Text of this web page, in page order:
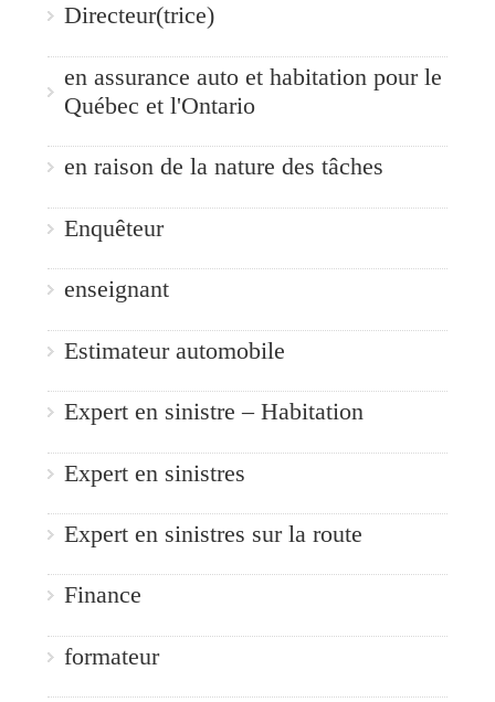
Directeur(trice)
en assurance auto et habitation pour le
Québec et l'Ontario
en raison de la nature des tâches
Enquêteur
enseignant
Estimateur automobile
Expert en sinistre – Habitation
Expert en sinistres
Expert en sinistres sur la route
Finance
formateur